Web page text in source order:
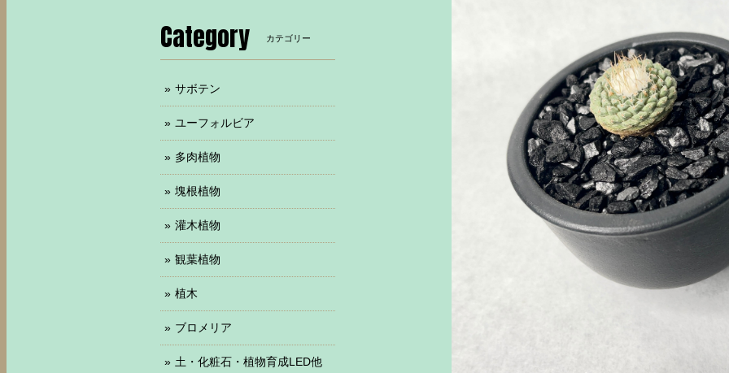
Category カテゴリー
サボテン
ユーフォルビア
多肉植物
塊根植物
灌木植物
観葉植物
植木
ブロメリア
土・化粧石・植物育成LED他